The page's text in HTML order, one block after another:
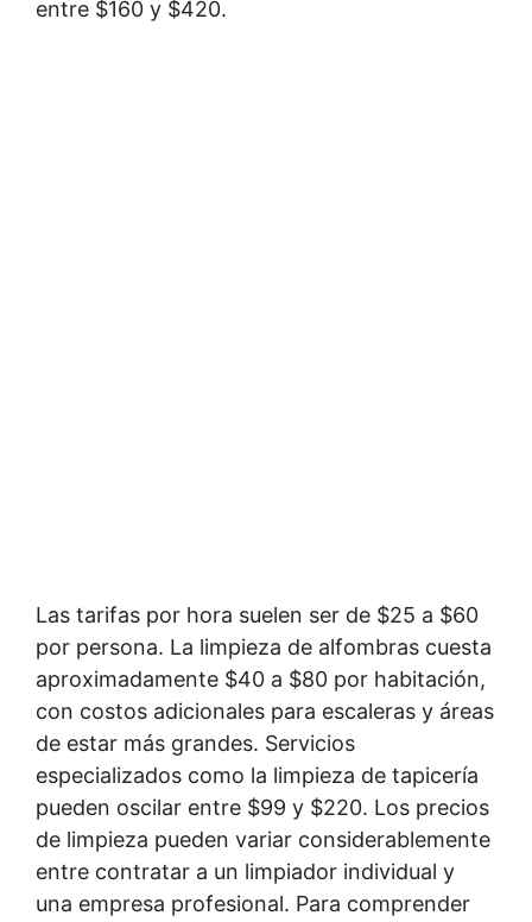
entre $160 y $420.
Las tarifas por hora suelen ser de $25 a $60
por persona. La limpieza de alfombras cuesta
aproximadamente $40 a $80 por habitación,
con costos adicionales para escaleras y áreas
de estar más grandes. Servicios
especializados como la limpieza de tapicería
pueden oscilar entre $99 y $220. Los precios
de limpieza pueden variar considerablemente
entre contratar a un limpiador individual y
una empresa profesional. Para comprender